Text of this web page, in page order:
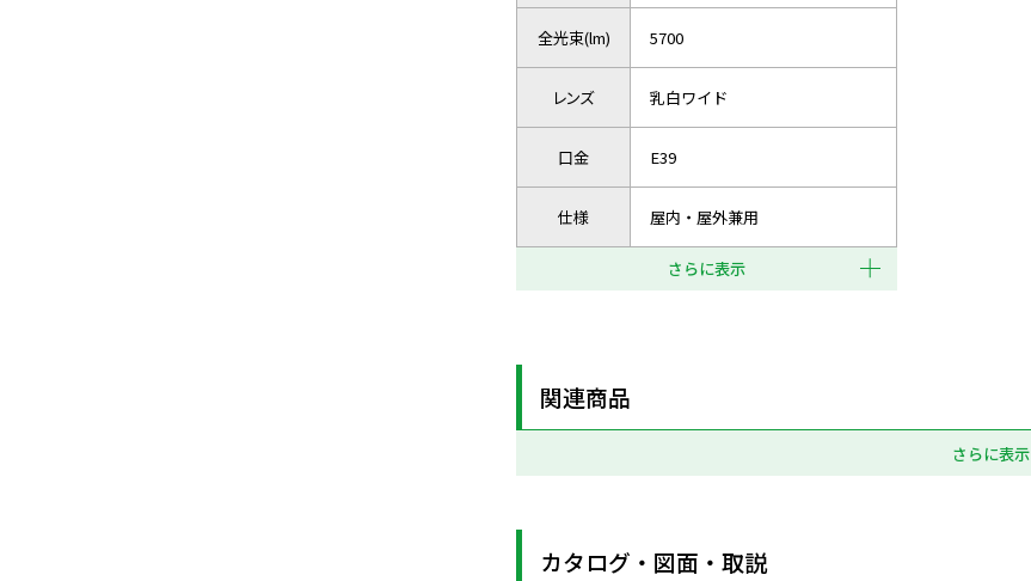
全光束(lm) 5700
レンズ 乳白ワイド
口金 E39
仕様 屋内・屋外兼用
さらに表示
関連商品
さらに表示
カタログ・図面・取説